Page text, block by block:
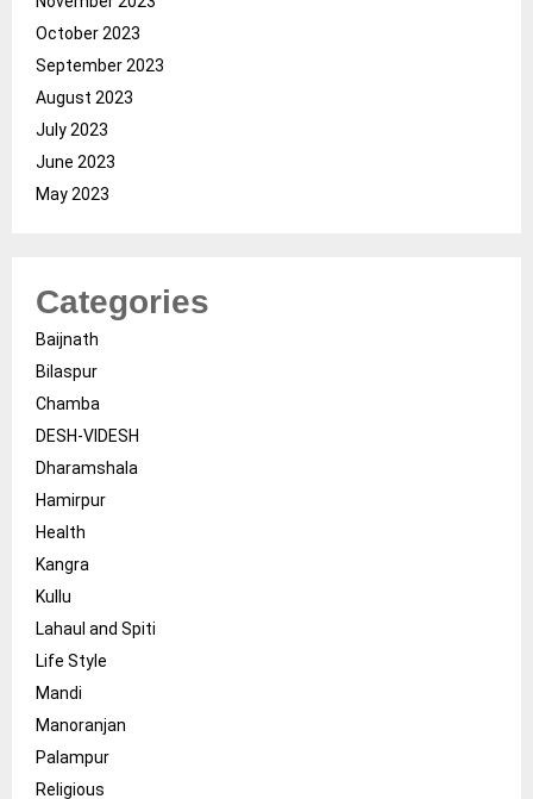
October 2023
September 2023
August 2023
July 2023
June 2023
May 2023
Categories
Baijnath
Bilaspur
Chamba
DESH-VIDESH
Dharamshala
Hamirpur
Health
Kangra
Kullu
Lahaul and Spiti
Life Style
Mandi
Manoranjan
Palampur
Religious